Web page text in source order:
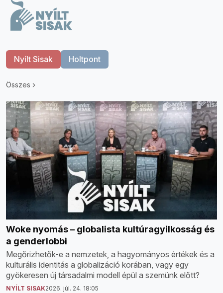
Nyílt Sisak Holtpont
Összes
Woke nyomás – globalista kultúragyilkosság és
a genderlobbi
Megőrizhetők-e a nemzetek, a hagyományos értékek és a
kulturális identitás a globalizáció korában, vagy egy
gyökeresen új társadalmi modell épül a szemünk előtt?
NYÍLT SISAK2026. júl. 24. 18:05